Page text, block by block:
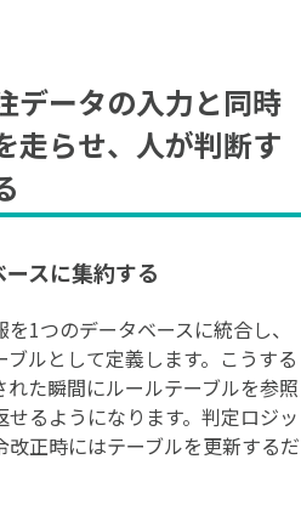
データの入力と同時
走らせ、人が判断す
スに集約する
1つのデータベースに統合し、
ルとして定義します。こうする
た瞬間にルールテーブルを参照
るようになります。判定ロジッ
正時にはテーブルを更新するだ